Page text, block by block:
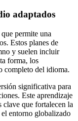
adaptados
permite una
Estos planes de
y suelen incluir
forma, los
completo del idioma.
significativa para
Este aprendizaje
clave que fortalecen la
entorno globalizado